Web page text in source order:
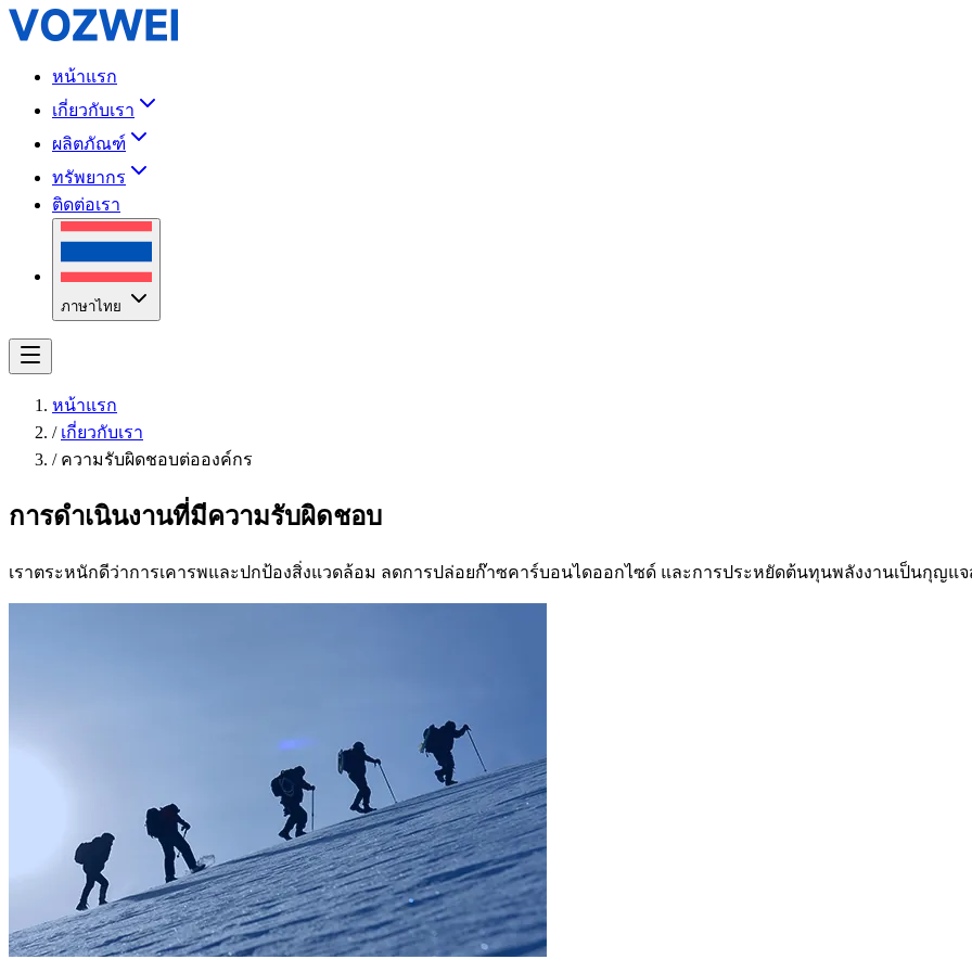
หน้าแรก
เกี่ยวกับเรา
ผลิตภัณฑ์
ทรัพยากร
ติดต่อเรา
ภาษาไทย
หน้าแรก
/ เกี่ยวกับเรา
/ ความรับผิดชอบต่อองค์กร
การดำเนินงานที่มีความรับผิดชอบ
เราตระหนักดีว่าการเคารพและปกป้องสิ่งแวดล้อม ลดการปล่อยก๊าซคาร์บอนไดออกไซด์ และการประหยัดต้นทุนพลังงานเป็นกุญแ